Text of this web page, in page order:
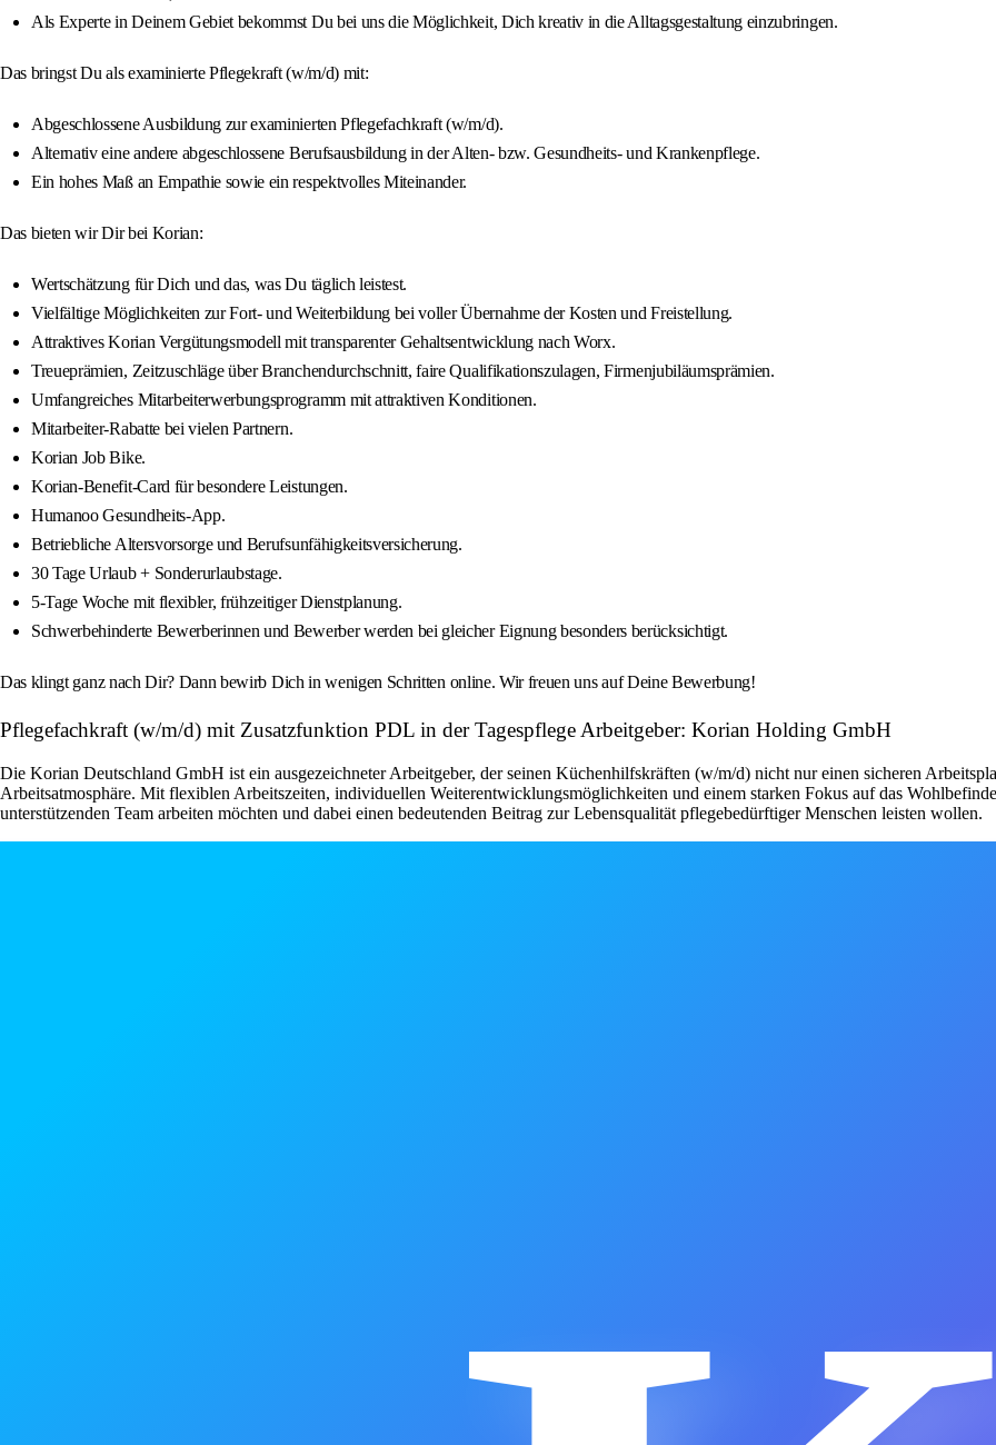
Als Experte in Deinem Gebiet bekommst Du bei uns die Möglichkeit, Dich kreativ in die Alltagsgestaltung einzubringen.
Das bringst Du als examinierte Pflegekraft (w/m/d) mit:
Abgeschlossene Ausbildung zur examinierten Pflegefachkraft (w/m/d).
Alternativ eine andere abgeschlossene Berufsausbildung in der Alten- bzw. Gesundheits- und Krankenpflege.
Ein hohes Maß an Empathie sowie ein respektvolles Miteinander.
Das bieten wir Dir bei Korian:
Wertschätzung für Dich und das, was Du täglich leistest.
Vielfältige Möglichkeiten zur Fort- und Weiterbildung bei voller Übernahme der Kosten und Freistellung.
Attraktives Korian Vergütungsmodell mit transparenter Gehaltsentwicklung nach Worx.
Treueprämien, Zeitzuschläge über Branchendurchschnitt, faire Qualifikationszulagen, Firmenjubiläumsprämien.
Umfangreiches Mitarbeiterwerbungsprogramm mit attraktiven Konditionen.
Mitarbeiter-Rabatte bei vielen Partnern.
Korian Job Bike.
Korian-Benefit-Card für besondere Leistungen.
Humanoo Gesundheits-App.
Betriebliche Altersvorsorge und Berufsunfähigkeitsversicherung.
30 Tage Urlaub + Sonderurlaubstage.
5-Tage Woche mit flexibler, frühzeitiger Dienstplanung.
Schwerbehinderte Bewerberinnen und Bewerber werden bei gleicher Eignung besonders berücksichtigt.
Das klingt ganz nach Dir? Dann bewirb Dich in wenigen Schritten online. Wir freuen uns auf Deine Bewerbung!
Pflegefachkraft (w/m/d) mit Zusatzfunktion PDL in der Tagespflege Arbeitgeber: Korian Holding GmbH
Die Korian Deutschland GmbH ist ein ausgezeichneter Arbeitgeber, der seinen Küchenhilfskräften (w/m/d) nicht nur einen sicheren
Arbeitsatmosphäre. Mit flexiblen Arbeitszeiten, individuellen Weiterentwicklungsmöglichkeiten und einem starken Fokus auf das
unterstützenden Team arbeiten möchten und dabei einen bedeutenden Beitrag zur Lebensqualität pflegebedürftiger Menschen leisten wollen.